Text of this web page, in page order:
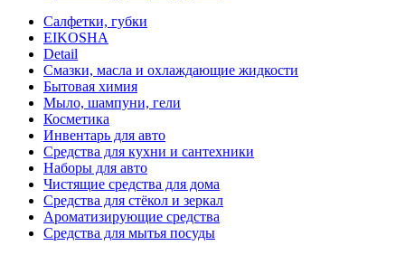
Салфетки, губки
EIKOSHA
Detail
Смазки, масла и охлаждающие жидкости
Бытовая химия
Мыло, шампуни, гели
Косметика
Инвентарь для авто
Средства для кухни и сантехники
Наборы для авто
Чистящие средства для дома
Средства для стёкол и зеркал
Ароматизирующие средства
Средства для мытья посуды